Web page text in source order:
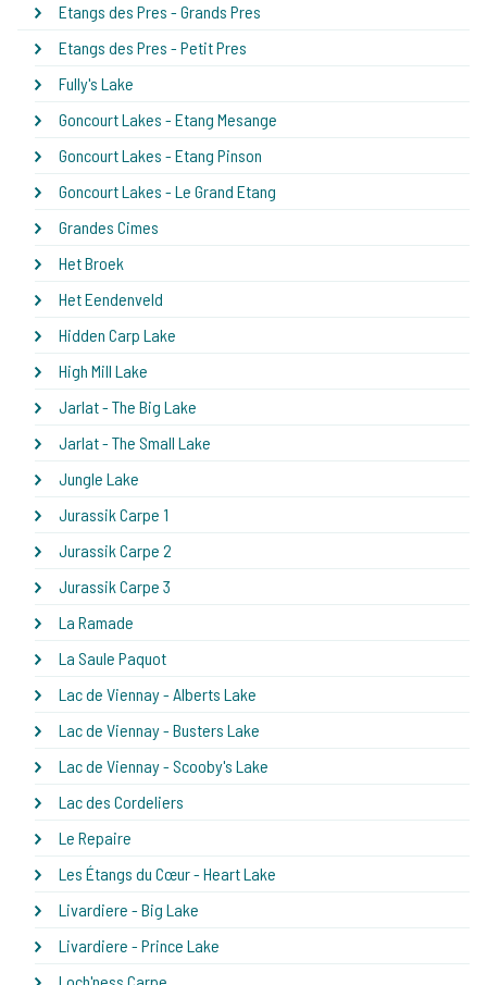
Etangs des Pres - Grands Pres
Etangs des Pres - Petit Pres
Fully's Lake
Goncourt Lakes - Etang Mesange
Goncourt Lakes - Etang Pinson
Goncourt Lakes - Le Grand Etang
Grandes Cimes
Het Broek
Het Eendenveld
Hidden Carp Lake
High Mill Lake
Jarlat - The Big Lake
Jarlat - The Small Lake
Jungle Lake
Jurassik Carpe 1
Jurassik Carpe 2
Jurassik Carpe 3
La Ramade
La Saule Paquot
Lac de Viennay - Alberts Lake
Lac de Viennay - Busters Lake
Lac de Viennay - Scooby's Lake
Lac des Cordeliers
Le Repaire
Les Étangs du Cœur - Heart Lake
Livardiere - Big Lake
Livardiere - Prince Lake